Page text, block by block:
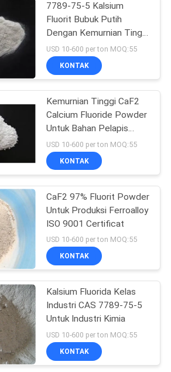
Cryolite
fluorida
268
Fluorida
66
12
7789-75-5 Kalsium
Fluorit Bubuk Putih
Dengan Kemurnian Tinggi
99,9% Min
USD 10-600 per ton MOQ:55
KONTAK
Kemurnian Tinggi CaF2
Calcium Fluoride Powder
Untuk Bahan Pelapis
Optik
USD 10-600 per ton MOQ:55
KONTAK
CaF2 97% Fluorit Powder
Untuk Produksi Ferroalloy
ISO 9001 Certificat
USD 10-600 per ton MOQ:55
KONTAK
Kalsium Fluorida Kelas
Industri CAS 7789-75-5
Untuk Industri Kimia
USD 10-600 per ton MOQ:55
KONTAK